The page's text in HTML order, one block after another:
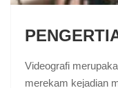
Videografi
merekam kejadian